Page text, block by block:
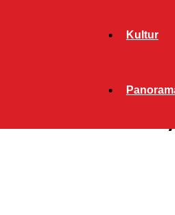
Kultur
Show, Irish House